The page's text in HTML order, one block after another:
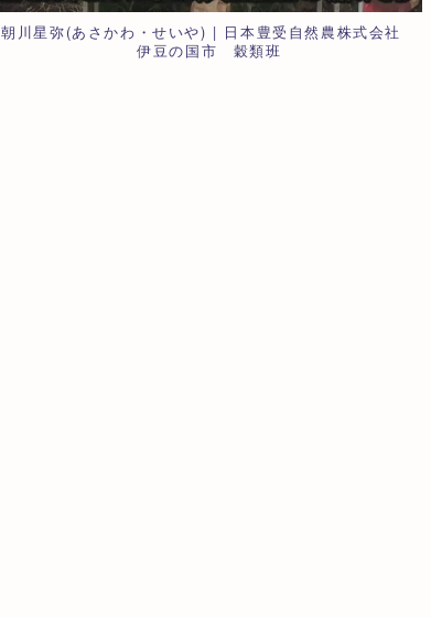
朝川星弥(あさかわ・せいや) | 日本豊受自然農株式会社
伊豆の国市 穀類班